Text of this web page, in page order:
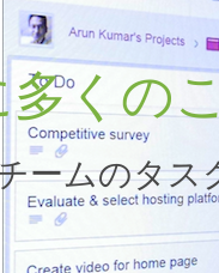
くの
ームのタス